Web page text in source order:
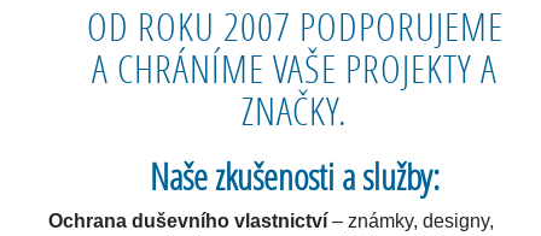
OD ROKU 2007 PODPORUJEME
A CHRÁNÍME VAŠE PROJEKTY A
ZNAČKY.
Naše zkušenosti a služby:
Ochrana duševního vlastnictví– známky, designy,